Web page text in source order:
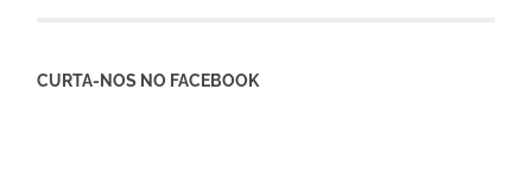
CURTA-NOS NO FACEBOOK